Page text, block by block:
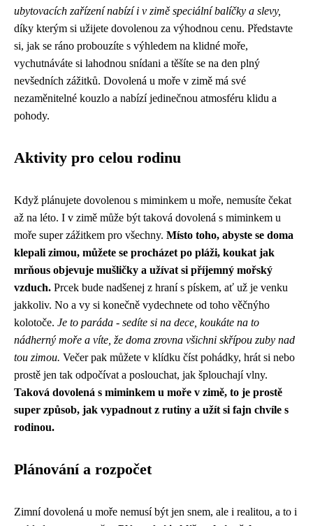
ubytovacích zařízení nabízí i v zimě speciální balíčky a slevy,
díky kterým si užijete dovolenou za výhodnou cenu. Představte
si, jak se ráno probouzíte s výhledem na klidné moře,
vychutnáváte si lahodnou snídani a těšíte se na den plný
nevšedních zážitků. Dovolená u moře v zimě má své
nezaměnitelné kouzlo a nabízí jedinečnou atmosféru klidu a
pohody.
Aktivity pro celou rodinu
Když plánujete dovolenou s miminkem u moře, nemusíte čekat
až na léto. I v zimě může být taková dovolená s miminkem u
moře super zážitkem pro všechny. Místo toho, abyste se doma
klepali zimou, můžete se procházet po pláži, koukat jak
mrňous objevuje mušličky a užívat si příjemný mořský
vzduch. Prcek bude nadšenej z hraní s pískem, ať už je venku
jakkoliv. No a vy si konečně vydechnete od toho věčnýho
kolotoče. Je to paráda - sedíte si na dece, koukáte na to
nádherný moře a víte, že doma zrovna všichni skřípou zuby nad
tou zimou. Večer pak můžete v klídku číst pohádky, hrát si nebo
prostě jen tak odpočívat a poslouchat, jak šplouchají vlny.
Taková dovolená s miminkem u moře v zimě, to je prostě
super způsob, jak vypadnout z rutiny a užít si fajn chvíle s
rodinou.
Plánování a rozpočet
Zimní dovolená u moře nemusí být jen snem, ale i realitou, a to i